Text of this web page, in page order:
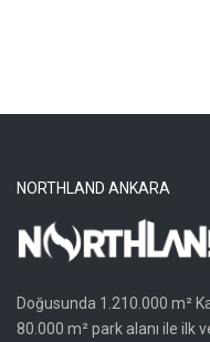
NORTHLAND ANKARA
Doğusunda 1.210.000 m²
80.000 m² park alanı ile ilk